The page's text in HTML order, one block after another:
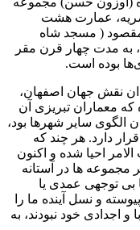
عمارت هشت
( مسجد شاه
به مدت چهار قرن مقر
بوده است.
نقش جهان اصفهان،
که معماران تبریزی آن
الگوی سایر شهرها بود،
دارد. هر چند که
احیا شده و اکنون
مجموعه ها در آستانه
بی توجهی عمدی یا
و نسل آینده ما را
اجدادی خود نبودند، به